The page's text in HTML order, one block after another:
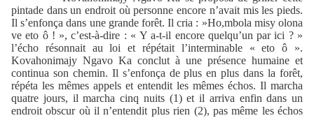
pintade dans un endroit où personne encore n’avait mis les pieds.
Il s’enfonça dans une grande forêt. Il cria : »Ho,mbola misy olona
ve eto ô ! », c’est-à-dire : « Y a-t-il encore quelqu’un par ici ? »
l’écho résonnait au loi et répétait l’interminable « eto ô ».
Kovahonimajy Ngavo Ka conclut à une présence humaine et
continua son chemin. Il s’enfonça de plus en plus dans la forêt,
répéta les mêmes appels et entendit les mêmes échos. Il marcha
quatre jours, il marcha cinq nuits (1) et il arriva enfin dans un
endroit obscur où il n’entendit plus rien (2), pas même les échos